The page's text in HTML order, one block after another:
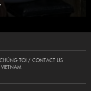
TÔI / CONTACT US
VIETNAM